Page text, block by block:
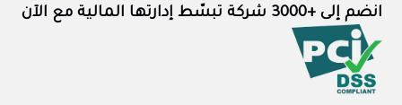
انضم إلى +3000 شركة تبسّط إدارتها المالية مع الآن